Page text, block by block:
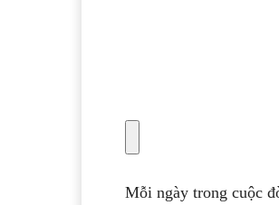
Mỗi ngày trong cuộc